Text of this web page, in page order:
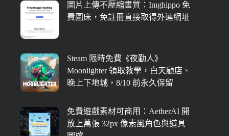
圖片上傳不壓縮畫質：Imghippo 免
費圖床，免註冊直接取得外連網址
Steam 限時免費《夜勤人》
Moonlighter 領取教學，白天顧店、
晚上下地城，8/10 前永久保留
免費遊戲素材可商用：AetherAI 開
放上萬張 32px 像素風角色與道具